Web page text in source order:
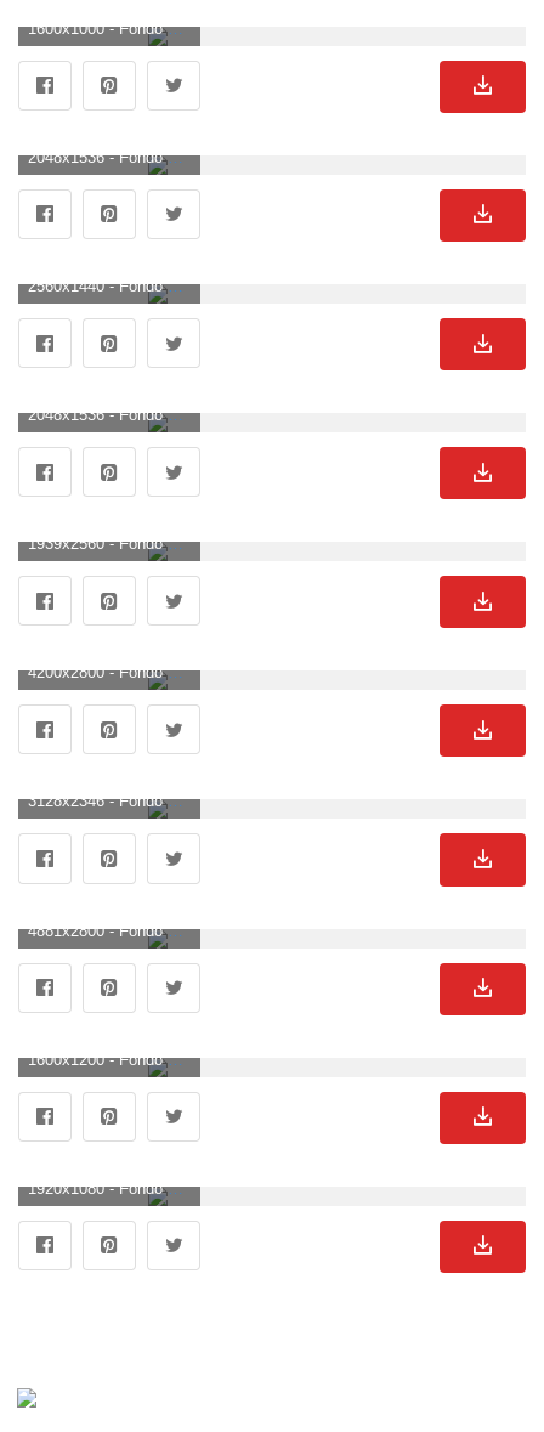
1600x1000 - Fondo de pantalla de 1600x1000. Imágen de lagos.
2048x1536 - Fondo de pantalla de 2048x1536. Wallpaper de lagos.
2560x1440 - Fondo de pantalla de 2560x1440. Wallpaper para escritorio 2K de lagos.
2048x1536 - Fondo de pantalla de 2048x1536. Imágen de lagos.
1939x2560 - Fondo de pantalla de 1939x2560. Imágen de lagos.
4200x2800 - Fondo de pantalla de 4200x2800. Wallpaper para escritorio de lagos.
3128x2346 - Fondo de pantalla de 3128x2346. Wallpaper de lagos.
4881x2800 - Fondo de pantalla de 4881x2800. Wallpaper para escritorio de lagos.
1600x1200 - Fondo de pantalla de 1600x1200. Imágen de lagos.
1920x1080 - Fondo de pantalla de 1920x1080. Fondo de pantalla HD 1080p de lagos.